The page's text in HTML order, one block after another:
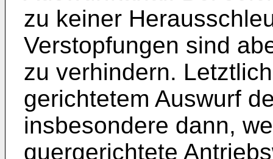
zu keiner
Verstopfungen sind
zu verhindern.
gerichtetem Auswurf
insbesondere dann,
quergerichtete